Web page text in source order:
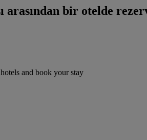
arasından bir otelde
and book your stay